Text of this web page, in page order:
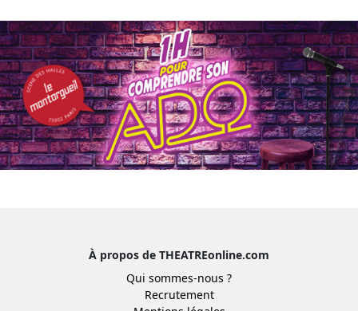
À propos de THEATREonline.com
Qui sommes-nous ?
Recrutement